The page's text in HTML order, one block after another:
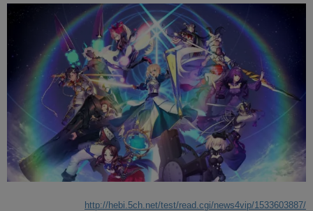
http://hebi.5ch.net/test/read.cgi/news4vip/1533603887/